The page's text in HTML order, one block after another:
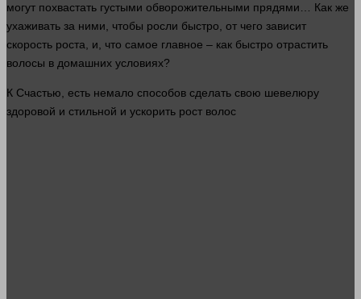
могут похвастать густыми обворожительными прядями… Как же
ухаживать за ними, чтобы росли быстро , от чего зависит
скорость роста, и, что самое главное – как быстро отрастить
волосы в домашних условиях?
К Счастью , есть немало способов сделать свою шевелюру
здоровой и стильной и ускорить рост волос